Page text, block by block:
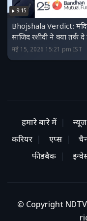
9:15
Bhojshala Verdict:
साजिद रशीदी ने क्या तर्क दे
मई 15, 2026 15:21 pm IST
हमारे बारे में
करियर
एप्स
फीडबैक
© Copyright